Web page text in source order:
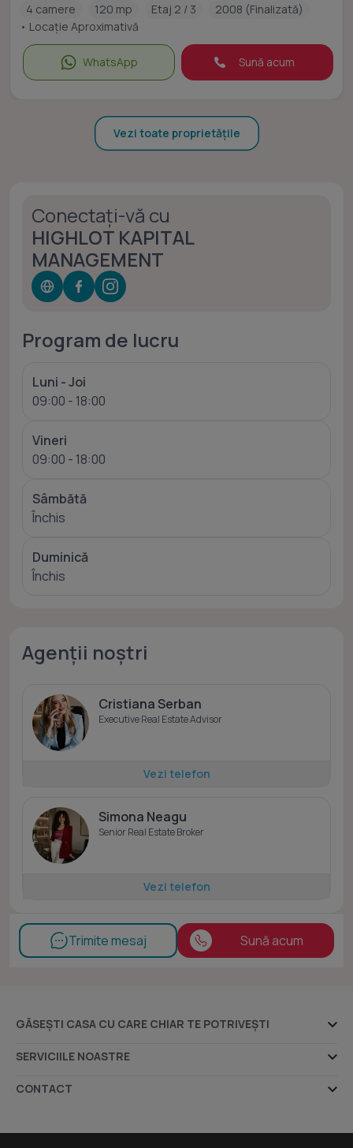
4 camere
120 mp Etaj 2 / 3
2008 (Finalizată)
• Locație Aproximativă
WhatsApp Sună acum
Vezi toate proprietățile
Conectați-vă cu
HIGHLOT KAPITAL
MANAGEMENT
Program de lucru
Luni - Joi
09:00 - 18:00
Vineri
09:00 - 18:00
Sâmbătă
Închis
Duminică
Închis
Agenții noștri
Cristiana Serban
Executive Real Estate Advisor
Vezi telefon
Simona Neagu
Senior Real Estate Broker
Vezi telefon
Trimite mesaj Sună acum
GĂSEȘTI CASA CU CARE CHIAR TE POTRIVEȘTI
Ansambluri rezidențiale
Dezvoltatori imobiliari
SERVICIILE NOASTRE
Despre noi
CONTACT
Bulevardul Victor Babeș nr. 2, 300230, Timișoara, România